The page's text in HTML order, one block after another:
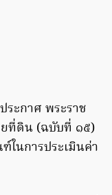
ระกาศ พระราช
ที่ดิน (ฉบับที่ ๑๕)
นการประเมินค่า